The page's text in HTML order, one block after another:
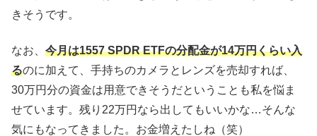
きそうです。
なお、 今月は1557 SPDR ETFの分配金が14万円くらい入
るのに加えて、手持ちのカメラとレンズを売却すれば、
30万円分の資金は用意できそうだということも私を悩ま
せています。残り22万円なら出してもいいかな…そんな
気にもなってきました。お金増えたしね（笑）